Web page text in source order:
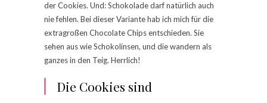
der Cookies. Und: Schokolade darf natürlich auch
nie fehlen. Bei dieser Variante hab ich mich für die
extragroßen Chocolate Chips entschieden. Sie
sehen aus wie Schokolinsen, und die wandern als
ganzes in den Teig. Herrlich!
Die Cookies sind